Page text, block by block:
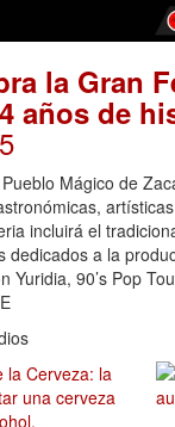
la Gran
años de
Mágico de
incluirá el
dedicados a la
Yuridia, 90’s Pop